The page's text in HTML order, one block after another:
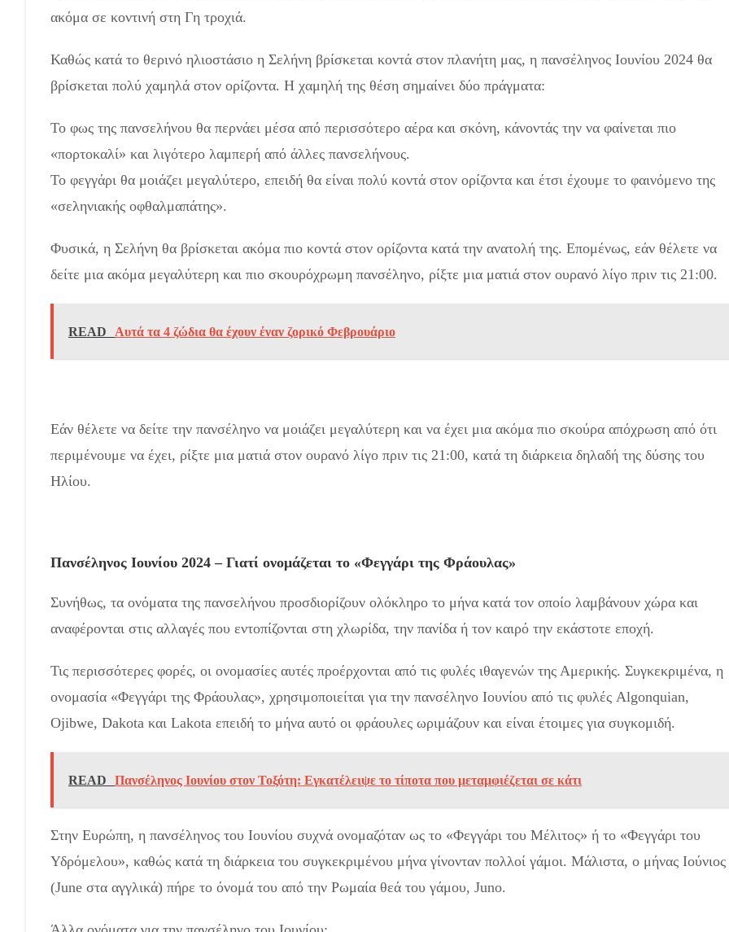
ακόμα σε κοντινή στη Γη τροχιά.
Καθώς κατά το θερινό ηλιοστάσιο η Σελήνη βρίσκεται κοντά στον πλανήτη μας, η πανσέληνος Ιουνίου 2024 θα
βρίσκεται πολύ χαμηλά στον ορίζοντα. Η χαμηλή της θέση σημαίνει δύο πράγματα:
Το φως της πανσελήνου θα περνάει μέσα από περισσότερο αέρα και σκόνη, κάνοντάς την να φαίνεται πιο
«πορτοκαλί» και λιγότερο λαμπερή από άλλες πανσελήνους.
Το φεγγάρι θα μοιάζει μεγαλύτερο, επειδή θα είναι πολύ κοντά στον ορίζοντα και έτσι έχουμε το φαινόμενο της
«σεληνιακής οφθαλμαπάτης».
Φυσικά, η Σελήνη θα βρίσκεται ακόμα πιο κοντά στον ορίζοντα κατά την ανατολή της. Επομένως, εάν θέλετε να
δείτε μια ακόμα μεγαλύτερη και πιο σκουρόχρωμη πανσέληνο, ρίξτε μια ματιά στον ουρανό λίγο πριν τις 21:00.
READ Αυτά τα 4 ζώδια θα έχουν έναν ζορικό Φεβρουάριο
Εάν θέλετε να δείτε την πανσέληνο να μοιάζει μεγαλύτερη και να έχει μια ακόμα πιο σκούρα απόχρωση από ότι
περιμένουμε να έχει, ρίξτε μια ματιά στον ουρανό λίγο πριν τις 21:00, κατά τη διάρκεια δηλαδή της δύσης του
Ηλίου.
Πανσέληνος Ιουνίου 2024 – Γιατί ονομάζεται το «Φεγγάρι της Φράουλας»
Συνήθως, τα ονόματα της πανσελήνου προσδιορίζουν ολόκληρο το μήνα κατά τον οποίο λαμβάνουν χώρα και
αναφέρονται στις αλλαγές που εντοπίζονται στη χλωρίδα, την πανίδα ή τον καιρό την εκάστοτε εποχή.
Τις περισσότερες φορές, οι ονομασίες αυτές προέρχονται από τις φυλές ιθαγενών της Αμερικής. Συγκεκριμένα, η
ονομασία «Φεγγάρι της Φράουλας», χρησιμοποιείται για την πανσέληνο Ιουνίου από τις φυλές Algonquian,
Ojibwe, Dakota και Lakota επειδή το μήνα αυτό οι φράουλες ωριμάζουν και είναι έτοιμες για συγκομιδή.
READ Πανσέληνος Ιουνίου στον Τοξότη: Εγκατέλειψε το τίποτα που μεταμφιέζεται σε κάτι
Στην Ευρώπη, η πανσέληνος του Ιουνίου συχνά ονομαζόταν ως το «Φεγγάρι του Μέλιτος» ή το «Φεγγάρι του
Υδρόμελου», καθώς κατά τη διάρκεια του συγκεκριμένου μήνα γίνονταν πολλοί γάμοι. Μάλιστα, ο μήνας Ιούνιος
(June στα αγγλικά) πήρε το όνομά του από την Ρωμαία θεά του γάμου, Juno.